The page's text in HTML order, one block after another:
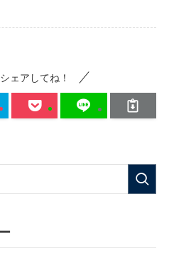
ェアしてね！